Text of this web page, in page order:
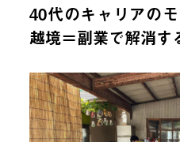
40代のキャリアの
越境＝副業で解消す